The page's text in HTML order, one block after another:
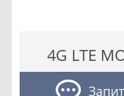
4G LTE